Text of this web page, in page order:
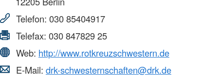
Telefon: 030 85404917
Telefax: 030 847829 25
Web: http://www.rotkreuzschwestern.de
E-Mail: drk-schwesternschaften@drk.de